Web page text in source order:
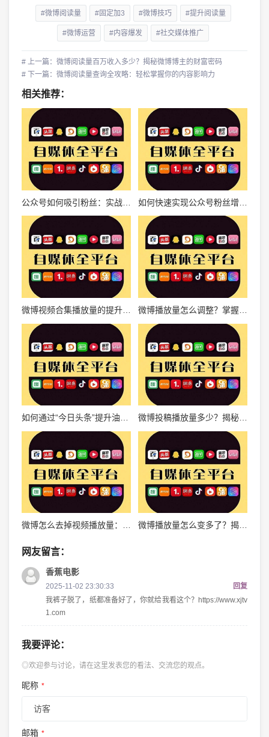
#微博阅读量 #固定加3 #微博技巧 #提升阅读量
#微博运营 #内容爆发 #社交媒体推广
# 上一篇：微博阅读量百万收入多少？揭秘微博博主的财富密码
# 下一篇：微博阅读量查询全攻略：轻松掌握你的内容影响力
相关推荐：
公众号如何吸引粉丝：实战指南
微博视频合集播放量的提升秘诀，抓住流量红利
如何通过“今日头条”提升油管播放量的秘密！ 微博投稿播放量多少？揭秘如何让你的作品迅速爆红！
微博怎么去掉视频播放量：详细指南助你解决困扰 微博播放量怎么变多了？揭秘背后的增长秘籍
网友留言：
香蕉电影
2025-11-02 23:30:33
回复
我裤子脱了，纸都准备好了，你就给我看这个？https://www.xjtv
1.com
我要评论：
◎欢迎参与讨论，请在这里发表您的看法、交流您的观点。
昵称 *
邮箱 *